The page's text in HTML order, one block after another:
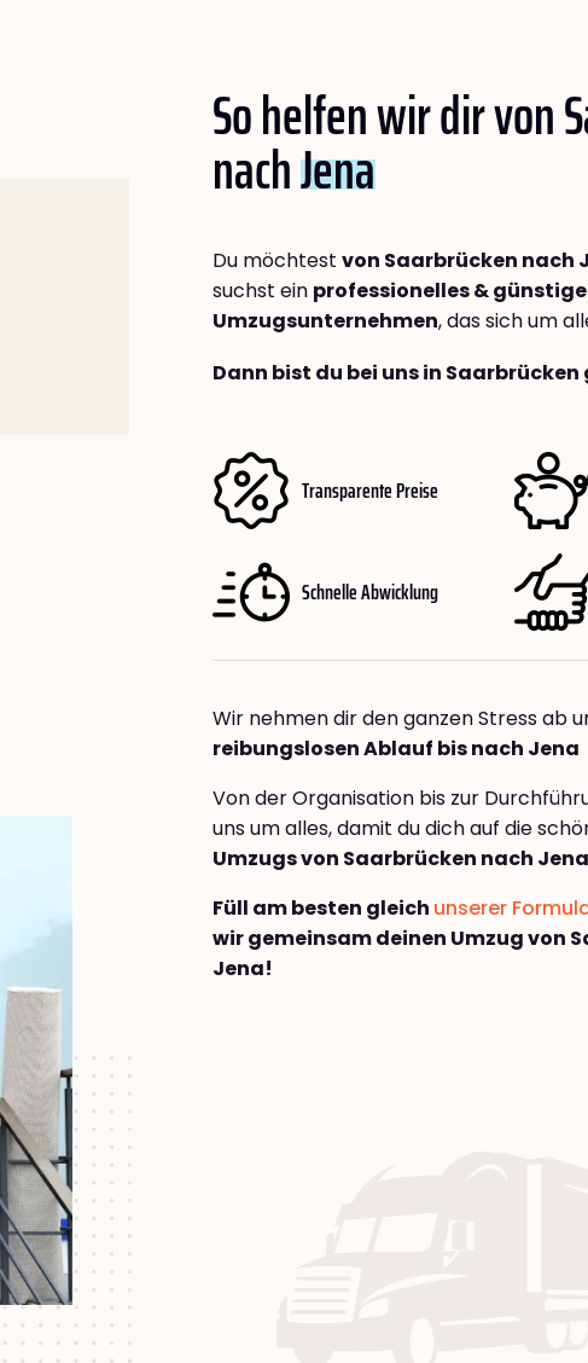
So helfen wir dir von
nachJena
Du möchtest von Saarbrücken nach
suchst ein professionelles &
Umzugsunternehmen, das sich um
Dann bist du bei uns in
Transparente Preise
Schnelle Abwicklung
Wir nehmen dir den ganzen Stress ab
reibungslosen Ablauf bis nach Jena
Von der Organisation bis zur
uns um alles, damit du dich auf die
Umzugs von Saarbrücken nach Jena
Füll am besten gleich unserer
wir gemeinsam deinen Umzug von
Jena!